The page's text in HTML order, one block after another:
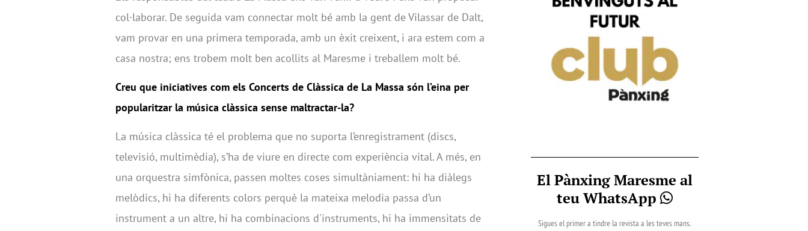
col·laborar. De seguida vam connectar molt bé amb la gent de Vilassar de Dalt,
vam provar en una primera temporada, amb un èxit creixent, i ara estem com a
casa nostra; ens trobem molt ben acollits al Maresme i treballem molt bé.
Creu que iniciatives com els Concerts de Clàssica de La Massa són l’eina per
popularitzar la música clàssica sense maltractar-la?
La música clàssica té el problema que no suporta l’enregistrament (discs,
televisió, multimèdia), s’ha de viure en directe com experiència vital. A més, en
una orquestra simfònica, passen moltes coses simultàniament: hi ha diàlegs
melòdics, hi ha diferents colors perquè la mateixa melodia passa d’un
instrument a un altre, hi ha combinacions d'instruments, hi ha immensitats de
El Pànxing Maresme al
teu WhatsApp
Sigues el primer a tindre la revista a les teves mans.